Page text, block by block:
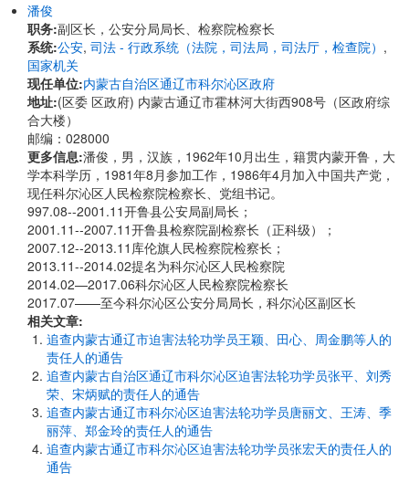
潘俊
职务:副区长，公安分局局长、检察院检察长
系统:公安, 司法 - 行政系统（法院，司法局，司法厅，检查院） ,
国家机关
现任单位:内蒙古自治区通辽市科尔沁区政府
地址:(区委 区政府) 内蒙古通辽市霍林河大街西908号（区政府综
合大楼）
邮编：028000
更多信息:潘俊，男，汉族，1962年10月出生，籍贯内蒙开鲁，大
学本科学历，1981年8月参加工作，1986年4月加入中国共产党，
现任科尔沁区人民检察院检察长、党组书记。
997.08--2001.11开鲁县公安局副局长；
​​​​​​​2001.11--2007.11开鲁县检察院副检察长（正科级）；
2007.12--2013.11库伦旗人民检察院检察长；
2013.11--2014.02提名为科尔沁区人民检察院
2014.02—2017.06科尔沁区人民检察院检察长
2017.07——至今科尔沁区公安分局局长，科尔沁区副区长
相关文章:
追查内蒙古通辽市迫害法轮功学员王颖、田心、周金鹏等人的
责任人的通告
追查内蒙古自治区通辽市科尔沁区迫害法轮功学员张平、刘秀
荣、宋炳赋的责任人的通告
追查内蒙古通辽市科尔沁区迫害法轮功学员唐丽文、王涛、季
丽萍、郑金玲的责任人的通告
追查内蒙古通辽市科尔沁区迫害法轮功学员张宏天的责任人的
通告